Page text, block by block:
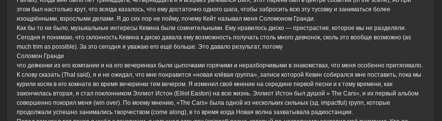
этом был настолько крут, что всегда казалось, что ему достаточно одного шага, чтобы забросить всю эту тусовку и заниматься более
изощрёнными, взрослыми делами. Я до сих пор не пойму, почему Кейт называл меня Соломоном Гранди.
Как бы то ни было, музыкальные интересы Кевина были сомнительными. Ему нравилось диско — пристрастие, которое мы не разделяли.
Сегодня я понимаю, что склонность Кевина к диско давала ему возможность получать столь много девчонок, сколь это вообще возможно (as
much trim as possible). За это сегодня я уважаю его ещё больше. Это давало результат, потому
Соломон Гранди
что девчонки из его компании и на его вечеринках были цыпочками горячими и неразборчивыми в знакомствах, что меня особенно притягивало.
К слову сказать (That said), я и не ожидал, что мне понравится «новая клёвая группа», записи которой Кевин собирался мне поставить, пока мы
курили косяк в его комнате во время вечеринки тем вечером. Я изменил своё мнение на середине первой песни и к тому времени, как
закончилась вторая, я стал поклонником Эллиот Истон (Elliot Easton) на всю жизнь. Эллиот Истон был душой » The Cars», и их первый альбом
совершенно покорил меня (win over). По моему мнению, «The Cars» была одной из нескольких сильных (зд. impactful) групп, которые
продолжали успешно занимались творчеством (come along), в то время когда Новая волна захватывала радиостанции.